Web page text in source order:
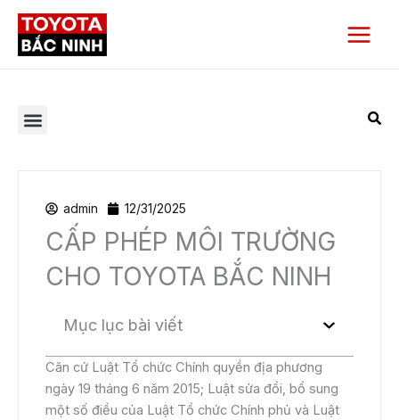
Nhảy
Menu
admin 12/31/2025
CẤP PHÉP MÔI TRƯỜNG
CHO TOYOTA BẮC NINH
Mục lục bài viết
Căn cứ Luật Tổ chức Chính quyền địa phương
ngày 19 tháng 6 năm 2015; Luật sửa đổi, bổ sung
một số điều của Luật Tổ chức Chính phủ và Luật